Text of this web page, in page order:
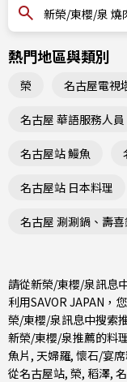
新榮/東櫻/泉 燒
熱門地區與類別
榮 名古屋電視
名古屋 華語服務人員
名古屋站 鰻魚
名古屋站 日本料理
名古屋 涮涮鍋、壽
請從新榮/東櫻/泉訊息
利用SAVOR JAPAN，
榮/東櫻/泉訊息中搜索
新榮/東櫻/泉推薦的料
魚片 , 天婦羅, 懷石/宴席
從名古屋站, 榮, 稻澤,